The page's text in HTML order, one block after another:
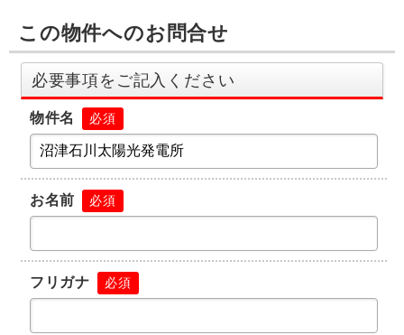
この物件へのお問合せ
物件名 必須
お名前 必須
フリガナ 必須